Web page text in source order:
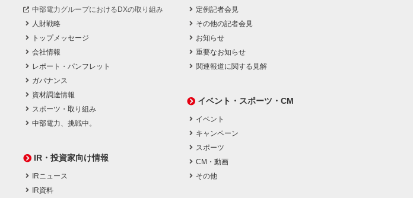
中部電力グループにおけるDXの取り組み
人財戦略
トップメッセージ
会社情報
レポート・パンフレット
ガバナンス
資材調達情報
スポーツ・取り組み
中部電力、挑戦中。
IR・投資家向け情報
IRニュース
IR資料
定例記者会見
その他の記者会見
お知らせ
重要なお知らせ
関連報道に関する見解
イベント・スポーツ・CM
イベント
キャンペーン
スポーツ
CM・動画
その他